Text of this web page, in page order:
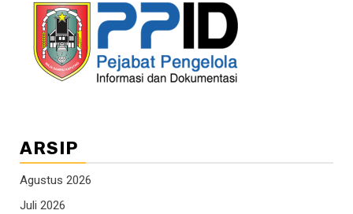
ARSIP
Agustus 2026
Juli 2026